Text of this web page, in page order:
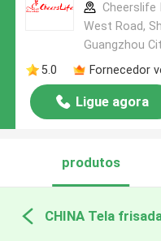
Cheerslife
West Road,
Guangzhou
5.0
Fornecedor
Ligue agora
produtos
CHINA Tela